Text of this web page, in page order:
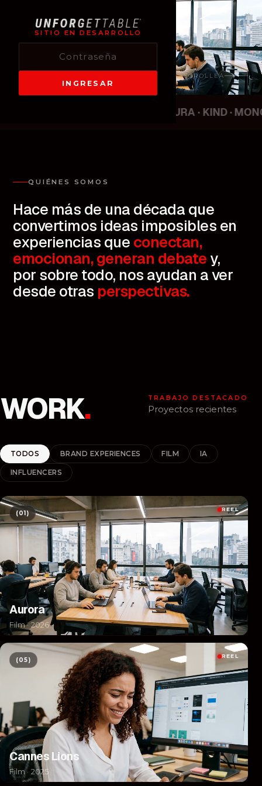
SITIO EN DESARROLLO
INGRESAR
Making the
impossible
possible.
SCROLLEÁ
· XVOX · NOVA · JETFLIX · AURA · KIND · MONO
QUIÉNES SOMOS
Hace más de una década que
convertimos ideas imposibles en
experiencias que conectan,
emocionan,generan debate y,
por sobre todo, nos ayudan aver
desde otras perspectivas.
WORK. TRABAJO DESTACADO
Proyectos recientes
TODOS BRAND EXPERIENCES FILM IA
INFLUENCERS
REEL
(01)
Aurora
Film · 2026
REEL
(05)
Cannes Lions
Film · 2025